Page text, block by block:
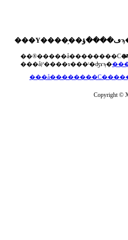
���Υ����֥��ڡ����ؤϡ��ޤ��ۡ���ڡ��������åץ����ɤ���Ƥ��ޤ���agua-
���åץ����ɤ���ˡ�ʤɤϡ�
Copyright ©